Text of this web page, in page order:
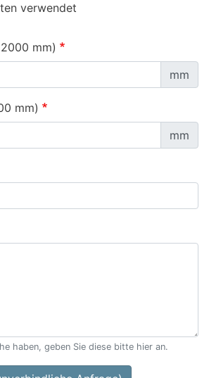
verwendet
mm)
mm
mm)
mm
haben, geben Sie diese bitte hier an.